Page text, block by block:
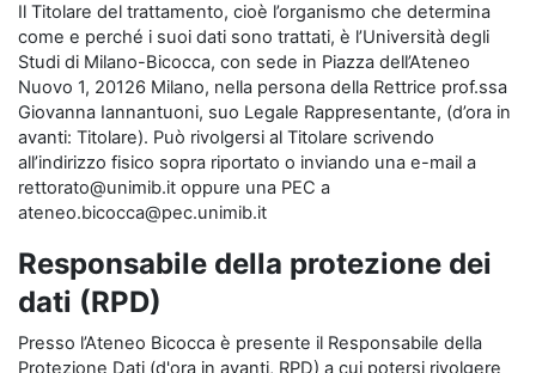
Il Titolare del trattamento, cioè l’organismo che determina
come e perché i suoi dati sono trattati, è l’Università degli
Studi di Milano-Bicocca, con sede in Piazza dell’Ateneo
Nuovo 1, 20126 Milano, nella persona della Rettrice prof.ssa
Giovanna Iannantuoni, suo Legale Rappresentante, (d’ora in
avanti: Titolare). Può rivolgersi al Titolare scrivendo
all’indirizzo fisico sopra riportato o inviando una e-mail a
rettorato@unimib.it oppure una PEC a
ateneo.bicocca@pec.unimib.it
Responsabile della protezione dei
dati (RPD)
Presso l’Ateneo Bicocca è presente il Responsabile della
Protezione Dati (d'ora in avanti, RPD) a cui potersi rivolgere